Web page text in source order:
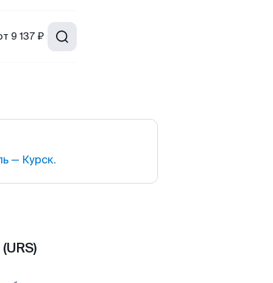
9 137 ₽
— Курск.